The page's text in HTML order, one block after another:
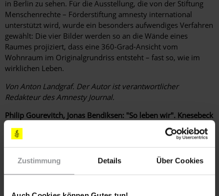
Zustimmung Details Über Cookies
in Berlin zu sehen. Für die Ausstellung, die von der Stiftung
Menschenrechte – Förderstiftung amnesty international
unterstützt wird, wurde ein besonders aufwendiges Verfahren
gewählt: Die vier Bilder werden so an die Wände eines
Raumes projiziert, dass eine 360-Grad-Ansicht vom
Wohnraum im Originalgrundriss entsteht – fast so, wie im
wirklichen Leben.
Von Anton Landgraf. Der Autor ist verantwortlicher
Redakteur des Amnesty Journal.
Philip Gourevitch, Jonas Bendiksen: "So leben wir". Knesebeck
Verlag, München 2008, 196 Seiten, 29,95 Euro.
Dialogues. Postfuhramt, Oranienburger Straße 35/36, 10117
Berlin, 12. Dezember 2009 bis 28. Februar 2010.